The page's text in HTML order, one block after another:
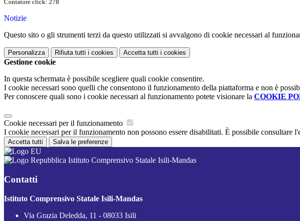
Contatore click: 278
Notizie
Questo sito o gli strumenti terzi da questo utilizzati si avvalgono di cookie necessari al
Personalizza Rifiuta tutti i cookies Accetta tutti i cookies
Gestione cookie
In questa schermata è possibile scegliere quali cookie consentire.
I cookie necessari sono quelli che consentono il funzionamento della piattaforma e non è
Per conoscere quali sono i cookie necessari al funzionamento potete visionare la COOKIE
Cookie necessari per il funzionamento
I cookie necessari per il funzionamento non possono essere disabilitati. È possibile consultare
Accetta tutti Salva le preferenze
Istituto Comprensivo Statale Isili-Mandas
Contatti
Istituto Comprensivo Statale Isili-Mandas
Via Grazia Deledda, 11 - 08033 Isili